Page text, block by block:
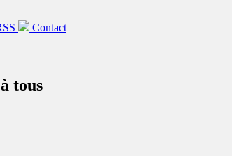
Contact
tous